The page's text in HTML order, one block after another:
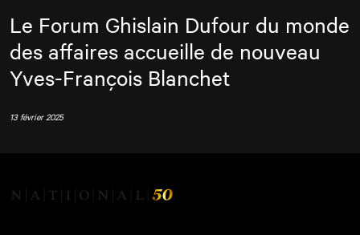
Le Forum Ghislain Dufour du monde
des affaires accueille de nouveau
Yves-François Blanchet
13 février 2025